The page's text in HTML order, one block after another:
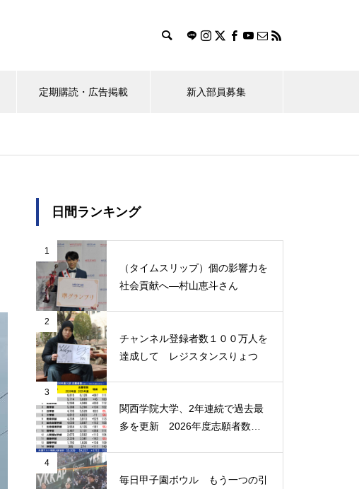
定期購読・広告掲載 新入部員募集
ルが教えてくれたこと
学生のBeRealの使い方に対する
問題提起
（ポプラ）タブー視される
「涙」を乗り越えるのは、発想
の転換
日間ランキング
1
（タイムスリップ）個の影響力を
社会貢献へ―村山恵斗さん
2
チャンネル登録者数１００万人を
達成して レジスタンスりょつ
3
関西学院大学、2年連続で過去最
多を更新 2026年度志願者数は5.
4
毎日甲子園ボウル もう一つの引